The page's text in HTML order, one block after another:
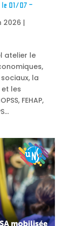
le 01/07 –
2026 |
atelier le
la
les
FEHAP,